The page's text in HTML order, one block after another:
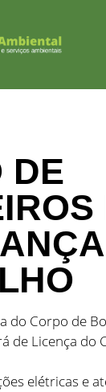
DE
do Corpo de
de Licença do
elétricas e